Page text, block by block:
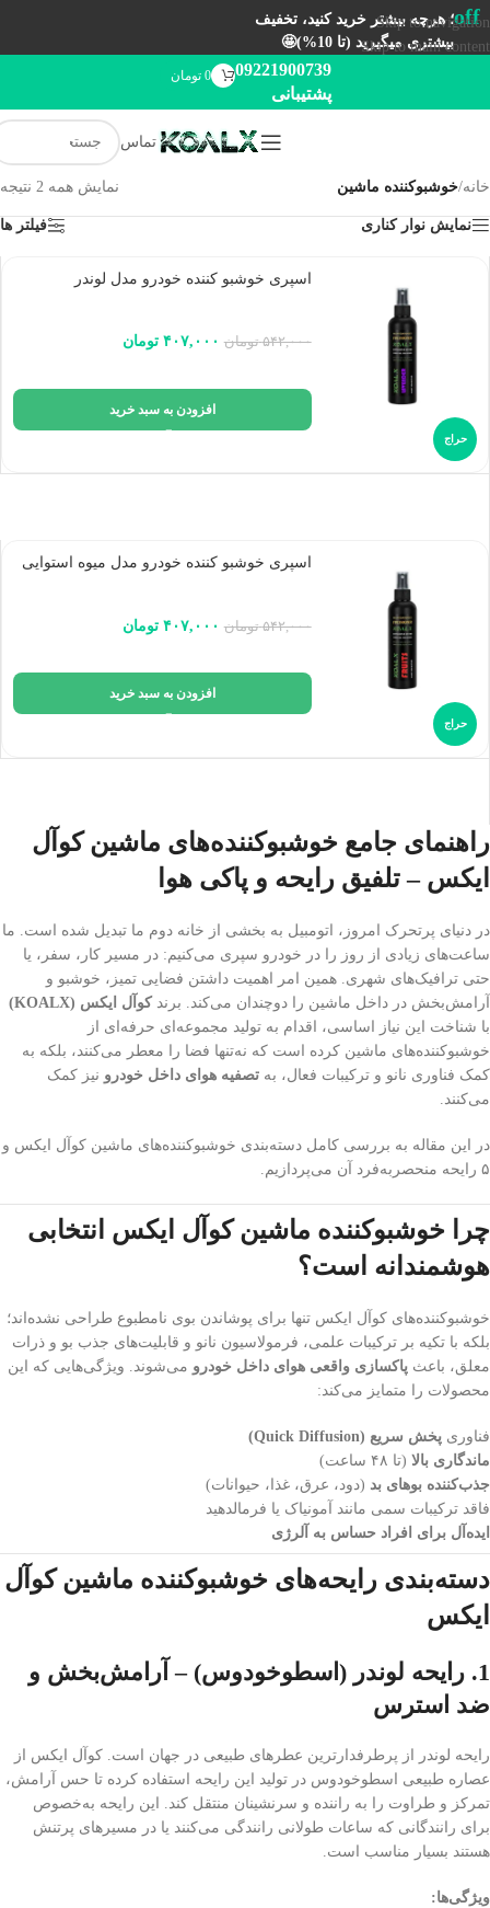
Skip to navigation
Skip to main content
off؛ هرچه بیشتر خرید کنید، تخفیف
بیشتری میگیرید (تا 10%)🤩
09221900739
پشتیبانی
0 تومان
تماس
خانه/خوشبوکننده ماشین نمایش همه 2 نتیجه
نمایش نوار کناری فیلتر ها
حراج
اسپری خوشبو کننده خودرو مدل لوندر
۵۴۲,۰۰۰ تومان ۴۰۷,۰۰۰ تومان
افزودن به سبد خرید
حراج
اسپری خوشبو کننده خودرو مدل میوه استوایی
۵۴۲,۰۰۰ تومان ۴۰۷,۰۰۰ تومان
افزودن به سبد خرید
راهنمای جامع خوشبوکننده‌های ماشین کوآل
ایکس – تلفیق رایحه و پاکی هوا
در دنیای پرتحرک امروز، اتومبیل به بخشی از خانه دوم ما تبدیل شده است. ما
ساعت‌های زیادی از روز را در خودرو سپری می‌کنیم: در مسیر کار، سفر، یا
حتی ترافیک‌های شهری. همین امر اهمیت داشتن فضایی تمیز، خوشبو و
آرامش‌بخش در داخل ماشین را دوچندان می‌کند. برندکوآل ایکس (KOALX)
با شناخت این نیاز اساسی، اقدام به تولید مجموعه‌ای حرفه‌ای از
خوشبوکننده‌های ماشین کرده است که نه‌تنها فضا را معطر می‌کنند، بلکه به
کمک فناوری نانو و ترکیبات فعال، به تصفیه هوای داخل خودرو نیز کمک
می‌کنند.
در این مقاله به بررسی کامل دسته‌بندی خوشبوکننده‌های ماشین کوآل ایکس و
۵ رایحه منحصربه‌فرد آن می‌پردازیم.
چرا خوشبوکننده ماشین کوآل ایکس انتخابی
هوشمندانه است؟
خوشبوکننده‌های کوآل ایکس تنها برای پوشاندن بوی نامطبوع طراحی نشده‌اند؛
بلکه با تکیه بر ترکیبات علمی، فرمولاسیون نانو و قابلیت‌های جذب بو و ذرات
معلق، باعث پاکسازی واقعی هوای داخل خودرو می‌شوند. ویژگی‌هایی که این
محصولات را متمایز می‌کند:
فناوری پخش سریع (Quick Diffusion)
ماندگاری بالا (تا ۴۸ ساعت)
جذب‌کننده بوهای بد (دود، عرق، غذا، حیوانات)
فاقد ترکیبات سمی مانند آمونیاک یا فرمالدهید
ایده‌آل برای افراد حساس به آلرژی
دسته‌بندی رایحه‌های خوشبوکننده ماشین کوآل
ایکس
1. رایحه لوندر (اسطوخودوس) – آرامش‌بخش و
ضد استرس
رایحه لوندر از پرطرفدارترین عطرهای طبیعی در جهان است. کوآل ایکس از
عصاره طبیعی اسطوخودوس در تولید این رایحه استفاده کرده تا حس آرامش،
تمرکز و طراوت را به راننده و سرنشینان منتقل کند. این رایحه به‌خصوص
برای رانندگانی که ساعات طولانی رانندگی می‌کنند یا در مسیرهای پرتنش
هستند بسیار مناسب است.
ویژگی‌ها: